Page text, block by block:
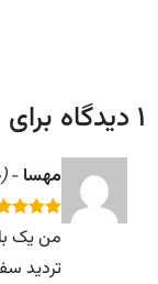
1 دیدگاه برای
مهسا -
من‌ یک
تردید